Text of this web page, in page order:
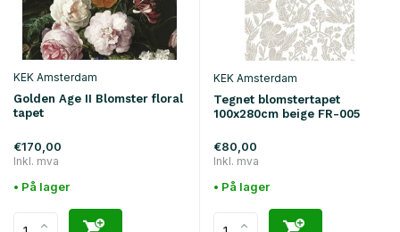
KEK Amsterdam
Golden Age II Blomster floral
tapet
€170,00
Inkl. mva
• På lager
KEK Amsterdam
Tegnet blomstertapet
100x280cm beige FR-005
€80,00
Inkl. mva
• På lager